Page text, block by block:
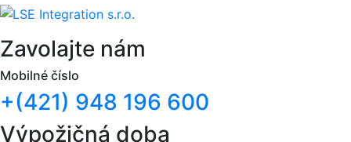
Zavolajte nám
Mobilné číslo
+(421) 948 196 600
Výpožičná doba